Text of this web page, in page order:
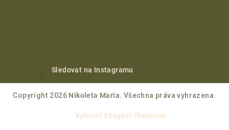
Sledovat na Instagramu
Copyright 2026 Nikoleta Maria. Všechna práva vyhrazena.
Vytvořil Shoptet Premium